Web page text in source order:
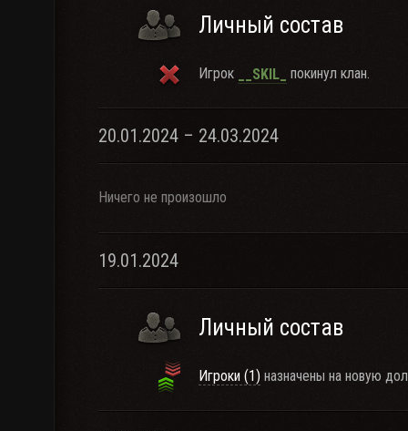
Личный состав
Игрок __SKIL_ покинул клан.
20.01.2024 – 24.03.2024
Ничего не произошло
19.01.2024
Личный состав
Игроки (1) назначены на новую